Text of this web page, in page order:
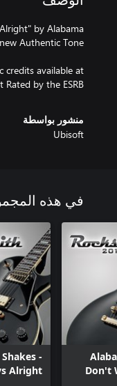
by Alabama
credits available at
by the ESRB.
منشور بواسطة
Ubisoft
في هذه
Don't
-
Alright